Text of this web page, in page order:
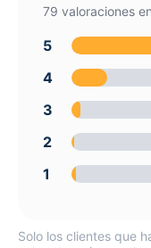
79 valoraciones
5
4
3
2
1
Solo los clientes que